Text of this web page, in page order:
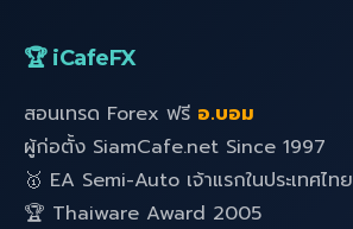
🏆 iCafeFX
สอนเทรด Forex ฟรี อ.บอม
ผู้ก่อตั้ง SiamCafe.net Since 1997
🥇 EA Semi-Auto เจ้าแรกในประเทศไทย
🏆 Thaiware Award 2005